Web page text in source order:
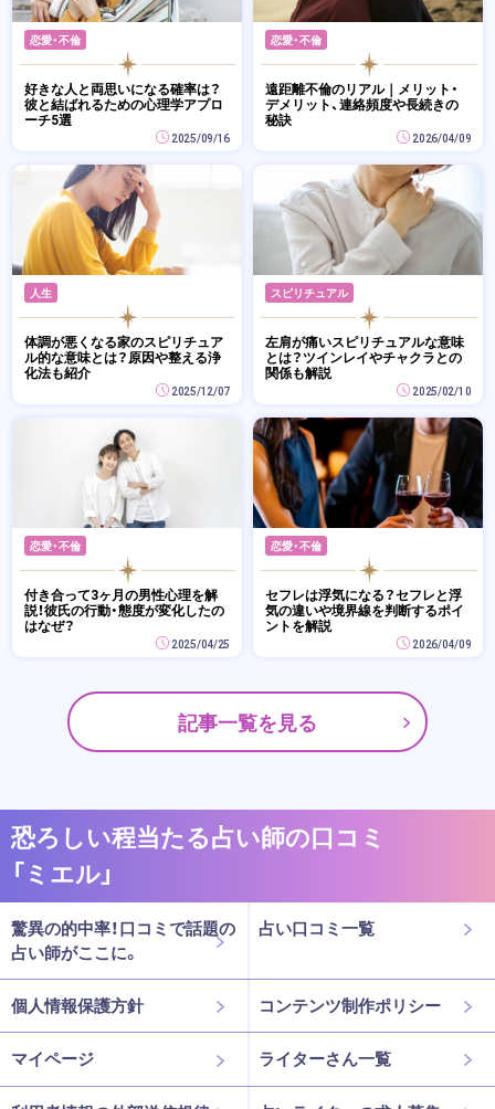
恋愛・不倫
好きな人と両思いになる確率は？
彼と結ばれるための心理学アプロ
ーチ5選
2025/09/16
恋愛・不倫
遠距離不倫のリアル｜メリット・
デメリット、連絡頻度や長続きの
秘訣
2026/04/09
人生
体調が悪くなる家のスピリチュア
ル的な意味とは？原因や整える浄
化法も紹介
2025/12/07
スピリチュアル
左肩が痛いスピリチュアルな意味
とは？ツインレイやチャクラとの
関係も解説
2025/02/10
恋愛・不倫
付き合って3ヶ月の男性心理を解
説！彼氏の行動・態度が変化したの
はなぜ？
2025/04/25
恋愛・不倫
セフレは浮気になる？セフレと浮
気の違いや境界線を判断するポイ
ントを解説
2026/04/09
記事一覧を見る
恐ろしい程当たる占い師の口コミ
「ミエル」
驚異の的中率！口コミで話題の
占い師がここに。
占い口コミ一覧
個人情報保護方針 コンテンツ制作ポリシー
マイページ ライターさん一覧